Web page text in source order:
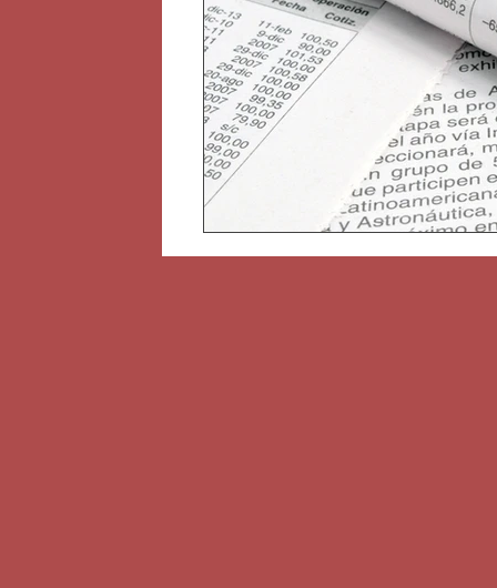
Réparation du préjudice corporel